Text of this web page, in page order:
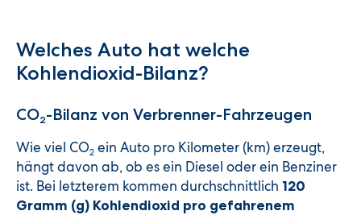
Welches Auto hat welche
Kohlendioxid-Bilanz?
CO2-Bilanz von Verbrenner-Fahrzeugen
Wie viel CO2 ein Auto pro Kilometer (km) erzeugt,
hängt davon ab, ob es ein Diesel oder ein Benziner
ist. Bei letzterem kommen durchschnittlich 120
Gramm (g) Kohlendioxid pro gefahrenem